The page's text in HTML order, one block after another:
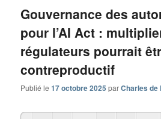
Gouvernance des
pour l’AI Act :
régulateurs pourrait
contreproductif
Publié le17 octobre 2025 parCharles de